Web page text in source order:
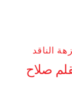
الناقد
صلاح